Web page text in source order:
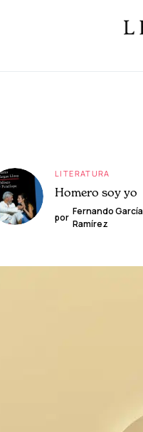
LITERATURA
Homero soy yo
por
Fernando García
Ramírez